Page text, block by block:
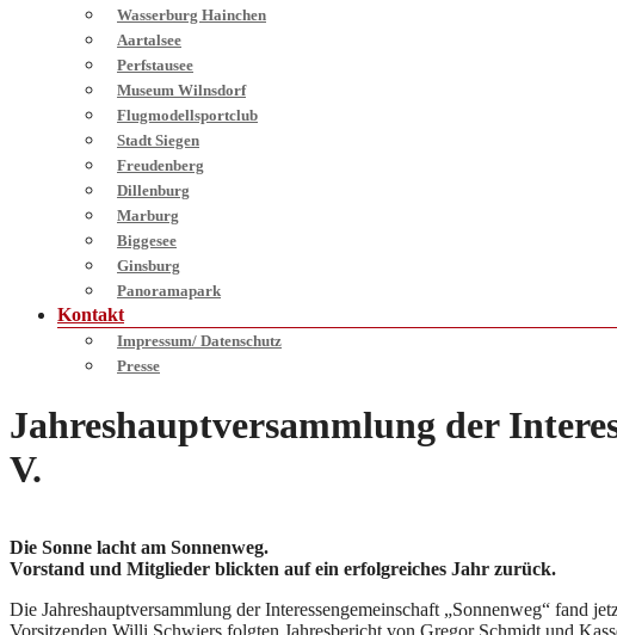
Wasserburg Hainchen
Aartalsee
Perfstausee
Museum Wilnsdorf
Flugmodellsportclub
Stadt Siegen
Freudenberg
Dillenburg
Marburg
Biggesee
Ginsburg
Panoramapark
Kontakt
Impressum/ Datenschutz
Presse
Jahreshauptversammlung der
V.
Die Sonne lacht am Sonnenweg.
Vorstand und Mitglieder blickten auf ein erfolgreiches Jahr zurück.
Die Jahreshauptversammlung der Interessengemeinschaft „Sonnenweg“ fand
Vorsitzenden Willi Schwiers folgten Jahresbericht von Gregor Schmidt und